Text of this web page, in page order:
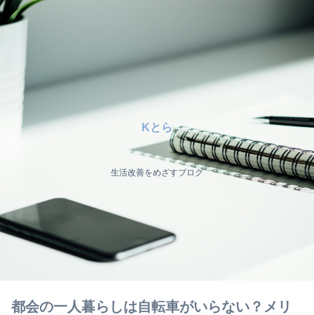
Kとら
生活改善をめざすブログ
都会の一人暮らしは自転車がいらない？メリ